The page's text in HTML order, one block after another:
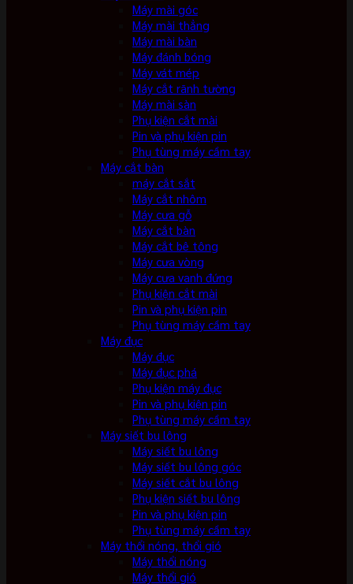
Máy mài góc
Máy mài thẳng
Máy mài bàn
Máy đánh bóng
Máy vát mép
Máy cắt rãnh tường
Máy mài sàn
Phụ kiện cắt mài
Pin và phụ kiện pin
Phụ tùng máy cầm tay
Máy cắt bàn
máy cắt sắt
Máy cắt nhôm
Máy cưa gỗ
Máy cắt bàn
Máy cắt bê tông
Máy cưa vòng
Máy cưa vanh đứng
Phụ kiện cắt mài
Pin và phụ kiện pin
Phụ tùng máy cầm tay
Máy đục
Máy đục
Máy đục phá
Phụ kiện máy đục
Pin và phụ kiện pin
Phụ tùng máy cầm tay
Máy siết bu lông
Máy siết bu lông
Máy siết bu lông góc
Máy siết cắt bu lông
Phụ kiện siết bu lông
Pin và phụ kiện pin
Phụ tùng máy cầm tay
Máy thổi nóng, thổi gió
Máy thổi nóng
Máy thổi gió